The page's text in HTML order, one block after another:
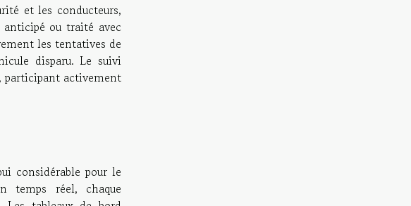
et les conducteurs,
ou traité avec
les tentatives de
disparu. Le suivi
participant activement
considérable pour le
temps réel, chaque